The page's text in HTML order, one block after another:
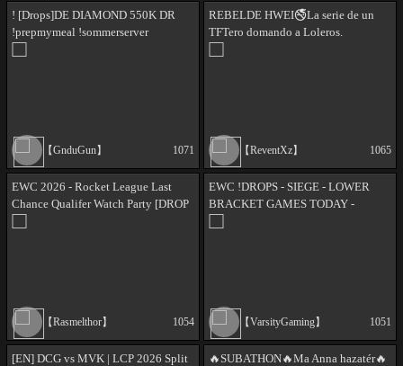
! [Drops]DE DIAMOND 550K DR
!prepmymeal !sommerserver
【GnduGun】 1071
REBELDE HWEI🚭La serie de un
TFTero domando a Loleros.
【ReventXz】 1065
EWC 2026 - Rocket League Last
Chance Qualifer Watch Party [DROP
【Rasmelthor】 1054
EWC !DROPS - SIEGE - LOWER
BRACKET GAMES TODAY -
【VarsityGaming】 1051
[EN] DCG vs MVK | LCP 2026 Split
🔥SUBATHON🔥Ma Anna hazatér🔥